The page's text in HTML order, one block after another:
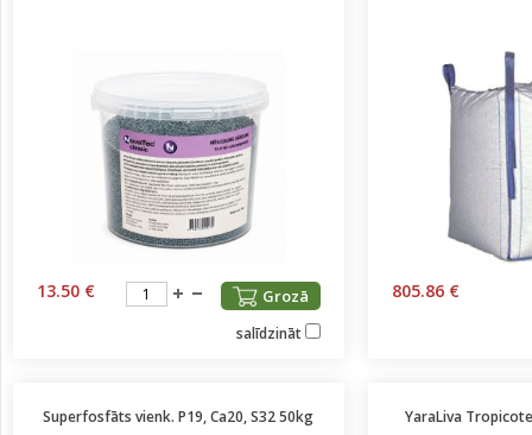
13.50 € Grozā
salīdzināt
805.86 €
Superfosfāts vienk. P19, Ca20, S32 50kg YaraLiva